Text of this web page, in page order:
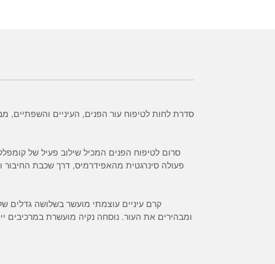
סדרת לחות לטיפוח עור הפנים, העיניים והשפתיים,
סרום לטיפוח הפנים המכיל שילוב פעיל של
פעולה סינרגטית מהאפידרמיס, דרך שכבת החיבור
קרם עיניים עוצמתי מועשר בשלושה גדלים
ומבהירים את העור. נוסחה נקיה מועשרת במרכיבים